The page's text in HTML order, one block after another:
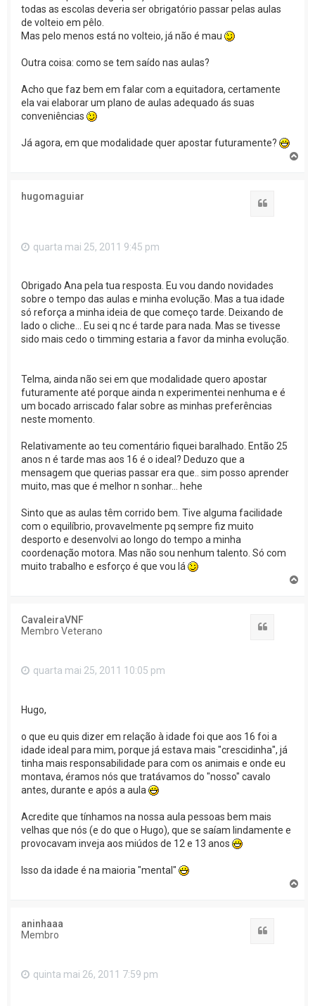
todas as escolas deveria ser obrigatório passar pelas aulas
de volteio em pêlo.
Mas pelo menos está no volteio, já não é mau
Outra coisa: como se tem saído nas aulas?
Acho que faz bem em falar com a equitadora, certamente
ela vai elaborar um plano de aulas adequado ás suas
conveniências
Já agora, em que modalidade quer apostar futuramente?
hugomaguiar
quarta mai 25, 2011 9:45 pm
Obrigado Ana pela tua resposta. Eu vou dando novidades
sobre o tempo das aulas e minha evolução. Mas a tua idade
só reforça a minha ideia de que começo tarde. Deixando de
lado o cliche... Eu sei q nc é tarde para nada. Mas se tivesse
sido mais cedo o timming estaria a favor da minha evolução.
Telma, ainda não sei em que modalidade quero apostar
futuramente até porque ainda n experimentei nenhuma e é
um bocado arriscado falar sobre as minhas preferências
neste momento.
Relativamente ao teu comentário fiquei baralhado. Então 25
anos n é tarde mas aos 16 é o ideal? Deduzo que a
mensagem que querias passar era que.. sim posso aprender
muito, mas que é melhor n sonhar... hehe
Sinto que as aulas têm corrido bem. Tive alguma facilidade
com o equilíbrio, provavelmente pq sempre fiz muito
desporto e desenvolvi ao longo do tempo a minha
coordenação motora. Mas não sou nenhum talento. Só com
muito trabalho e esforço é que vou lá
CavaleiraVNF
Membro Veterano
quarta mai 25, 2011 10:05 pm
Hugo,
o que eu quis dizer em relação à idade foi que aos 16 foi a
idade ideal para mim, porque já estava mais "crescidinha", já
tinha mais responsabilidade para com os animais e onde eu
montava, éramos nós que tratávamos do "nosso" cavalo
antes, durante e após a aula
Acredite que tínhamos na nossa aula pessoas bem mais
velhas que nós (e do que o Hugo), que se saíam lindamente e
provocavam inveja aos miúdos de 12 e 13 anos
Isso da idade é na maioria "mental"
aninhaaa
Membro
quinta mai 26, 2011 7:59 pm